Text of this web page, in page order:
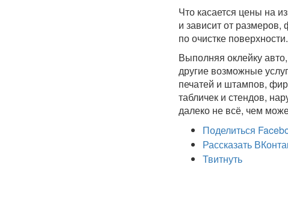
Что касается цены на
и зависит от
по очистке поверхности.
Выполняя оклейку
другие возможные
печатей и штампов,
табличек и стендов,
далеко не всё, чем
Поделиться
Рассказать
Твитнуть